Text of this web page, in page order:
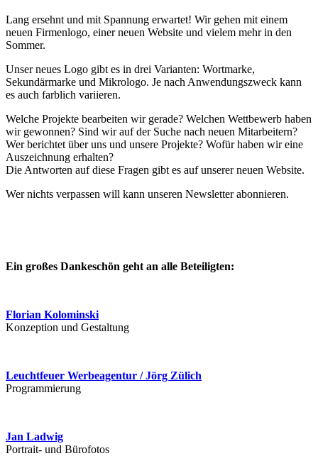
Lang ersehnt und mit Spannung erwartet! Wir gehen mit einem
neuen Firmenlogo, einer neuen Website und vielem mehr in den
Sommer.
Unser neues Logo gibt es in drei Varianten: Wortmarke,
Sekundärmarke und Mikrologo. Je nach Anwendungszweck kann
es auch farblich variieren.
Welche Projekte bearbeiten wir gerade? Welchen Wettbewerb haben
wir gewonnen? Sind wir auf der Suche nach neuen Mitarbeitern?
Wer berichtet über uns und unsere Projekte? Wofür haben wir eine
Auszeichnung erhalten?
Die Antworten auf diese Fragen gibt es auf unserer neuen Website.
Wer nichts verpassen will kann unseren Newsletter abonnieren.
Ein großes Dankeschön geht an alle Beteiligten:
Florian Kolominski
Konzeption und Gestaltung
Leuchtfeuer Werbeagentur / Jörg Zülich
Programmierung
Jan Ladwig
Portrait- und Bürofotos